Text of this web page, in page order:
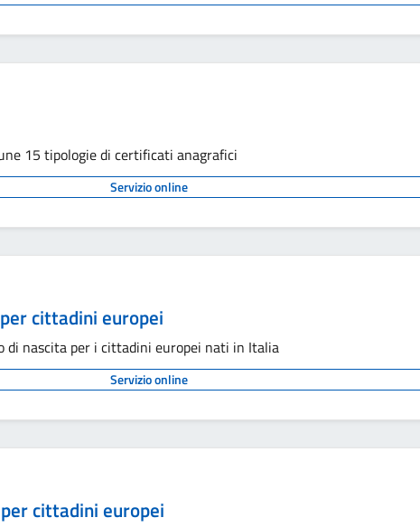
15 tipologie di certificati anagrafici
Servizio online
cittadini europei
di nascita per i cittadini europei nati in Italia
Servizio online
cittadini europei